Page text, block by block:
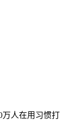
万人在用 习惯打